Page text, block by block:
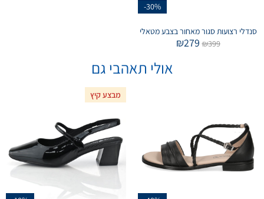
-30%
סנדלי רצועות סגור מאחור בצבע מטאלי
₪399
₪279
אולי תאהבי גם
מבצע קיץ